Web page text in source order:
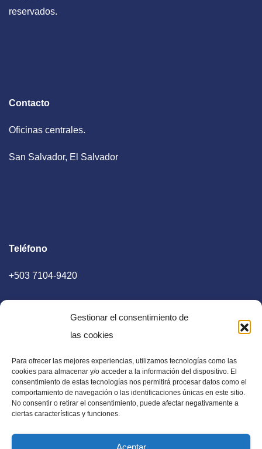
Gestionar el consentimiento de
las cookies
Para ofrecer las mejores experiencias, utilizamos tecnologías como las
cookies para almacenar y/o acceder a la información del dispositivo. El
consentimiento de estas tecnologías nos permitirá procesar datos como el
comportamiento de navegación o las identificaciones únicas en este sitio.
No consentir o retirar el consentimiento, puede afectar negativamente a
ciertas características y funciones.
Aceptar
reservados.
Contacto
Oficinas centrales.
San Salvador, El Salvador
Teléfono
+503 7104-9420
E-mail
diaadia.redaccion@gmail.com